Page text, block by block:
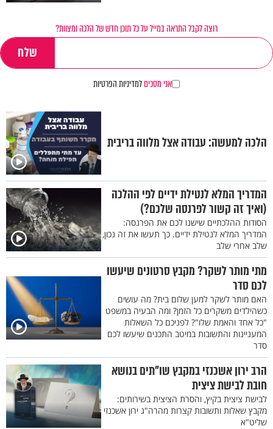
רוצה לקבל התראה במייל על כל תוכן חדש של הלכה ומצוות?
אני מסכיםלמדיניות הפרטיות
הלכה למעשה: עבודה אצל מלווה בריבית
המדריך המלא לנטילת ידיים לפי ההלכה
(ואיך זה קשור לפרנסה שלכם?)
הסודות ההלכתיים שישנו לכם את הפרנסה:
המדריך המלא לנטילת ידיים. כך תעשו את זה נכון,
שלב אחרי שלב
מתי מותר לשקר? מקבץ סרטונים שיעשו
לכם סדר
האם מותר לשקר למען שלום בית? מה עושים
כשהילדים משקרים כל הזמן? ומה הבעיה במשפט
"כל אחד והאמת שלו"? לפניכם כל השאלות
המעניינות והתשובות במיטב התכנים שיעשו לכם
סדר
הרב ירון אשכנזי במקבץ שו"תים בנושא
חובת לבישת ציצית
לבישת ציצית בקיץ, והסרת הציצית בשירותים:
מקבץ שאלות ותשובות קצרות מהרה"ג ירון אשכנזי
שליט"א